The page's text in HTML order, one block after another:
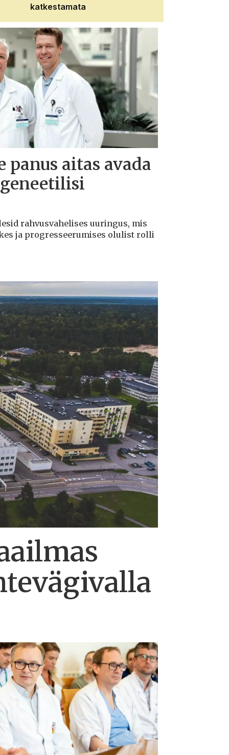
katkestamata
panus aitas avada
rahvusvahelises uuringus, mis
ja progresseerumises olulist rolli